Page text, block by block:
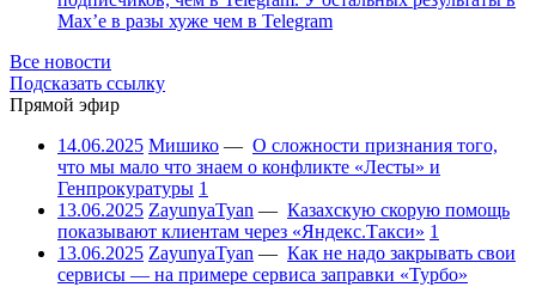
Max’е в разы хуже чем в Telegram
Все новости
Подсказать ссылку
Прямой эфир
14.06.2025 Мишико — О сложности признания того,
что мы мало что знаем о конфликте «Лесты» и
Генпрокуратуры 1
13.06.2025 ZayunyaTyan — Казахскую скорую помощь
показывают клиентам через «Яндекс.Такси» 1
13.06.2025 ZayunyaTyan — Как не надо закрывать свои
сервисы — на примере сервиса заправки «Турбо»